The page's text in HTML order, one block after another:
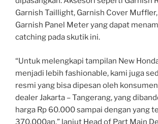
Garnish Taillight, Garnish Cover
Garnish Panel Meter yang dapat
catching pada skutik ini.
“Untuk melengkapi tampilan New
menjadi lebih fashionable, kami juga
resmi yang bisa dipesan oleh
dealer Jakarta – Tangerang, yang
harga Rp 60.000 sampai dengan yang
370.000an,” lanjut Head of Part Main